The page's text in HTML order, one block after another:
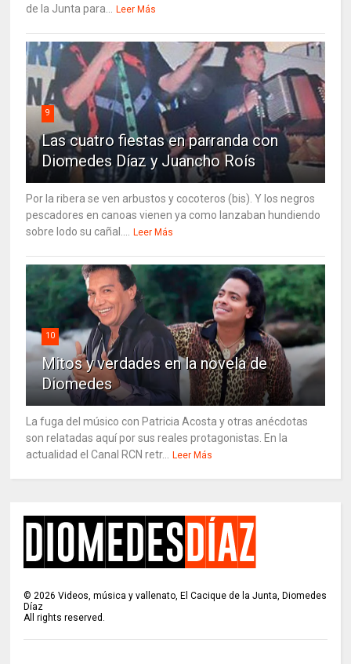
de la Junta para... Leer Más
9
Las cuatro fiestas en parranda con
Diomedes Díaz y Juancho Roís
Por la ribera se ven arbustos y cocoteros (bis). Y los negros
pescadores en canoas vienen ya como lanzaban hundiendo
sobre lodo su cañal.... Leer Más
10
Mitos y verdades en la novela de
Diomedes
La fuga del músico con Patricia Acosta y otras anécdotas
son relatadas aquí por sus reales protagonistas. En la
actualidad el Canal RCN retr... Leer Más
©2026 Videos, música y vallenato, El Cacique de la Junta, Diomedes
Díaz
All rights reserved.